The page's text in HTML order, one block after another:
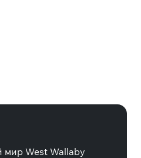
мир West Wallaby